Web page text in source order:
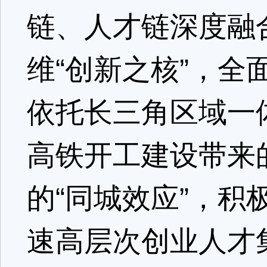
链、人才链深度
维“创新之核”，全
依托长三角区域
高铁开工建设带
的“同城效应”，积
速高层次创业人才